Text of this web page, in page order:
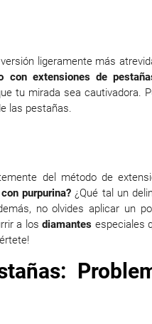
ligeramente más
con extensiones de
tu mirada sea cautivadora.
las pestañas.
del método de
purpurina? ¿Qué tal un
no olvides aplicar un
a losdiamantes especiales